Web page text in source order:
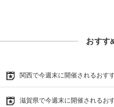
おすす
関西で今週末に開催されるおす
滋賀県で今週末に開催されるお